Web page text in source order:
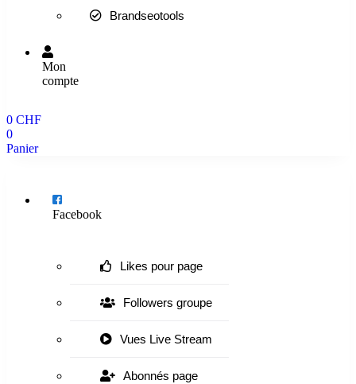
Brandseotools
Mon
compte
0 CHF
0
Panier
Facebook
Likes pour page
Followers groupe
Vues Live Stream
Abonnés page